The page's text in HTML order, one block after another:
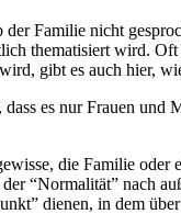
Familie nicht
thematisiert wird.
gibt es auch hier,
es nur Frauen
die Familie
“Normalität” nach
dienen, in dem